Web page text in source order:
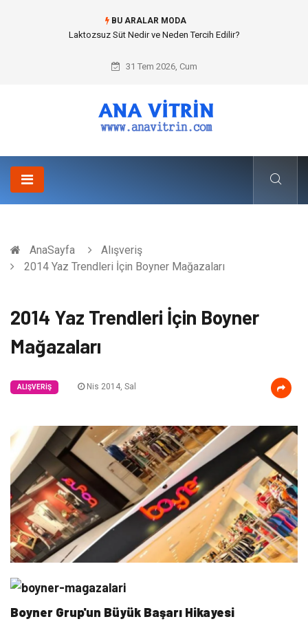
BU ARALAR MODA
Cold mix asphalt plant (Soğuk Asfalt Plenti) ile Yol Yapımında Çevreci ve
31 Tem 2026, Cum
AnaSayfa
Alışveriş
2014 Yaz Trendleri İçin Boyner Mağazaları
2014 Yaz Trendleri İçin Boyner
Mağazaları
ALIŞVERIŞ Nis 2014, Sal
Boyner Grup'un Büyük Başarı Hikayesi